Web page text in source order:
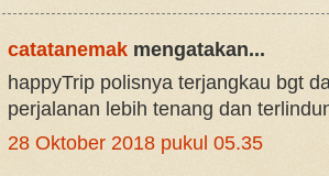
catatanemak mengatakan...
happyTrip polisnya terjangkau bgt
perjalanan lebih tenang dan
28 Oktober 2018 pukul 05.35